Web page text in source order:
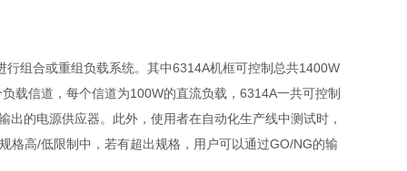
组合或重组负载系统。其中6314A机框可控制总共1400W
负载信道，每个信道为100W的直流负载， 6314A一共可控制
出的电源供应器。此外，使用者在自动化生产线中测试时，
格高/低限制中，若有超出规格，用户可以通过GO/NG的输